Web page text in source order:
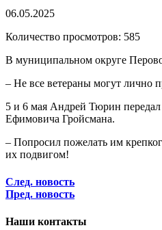
06.05.2025
Количество просмотров: 585
В муниципальном округе
– Не все ветераны могут лично
5 и 6 мая Андрей Тюрин
Ефимовича Гройсмана.
– Попросил пожелать им
их подвигом!
След. новость
Пред. новость
Наши контакты